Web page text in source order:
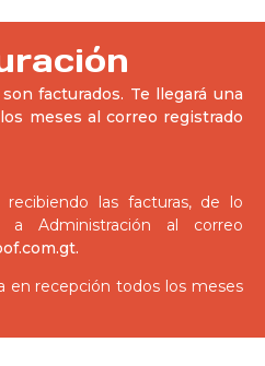
facturados. Te llegará una
meses al correo registrado
las facturas, de lo
Administración al correo
.
en recepción todos los meses